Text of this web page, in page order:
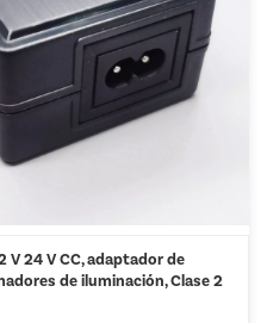
V 24 V CC, adaptador de
de iluminación, Clase 2